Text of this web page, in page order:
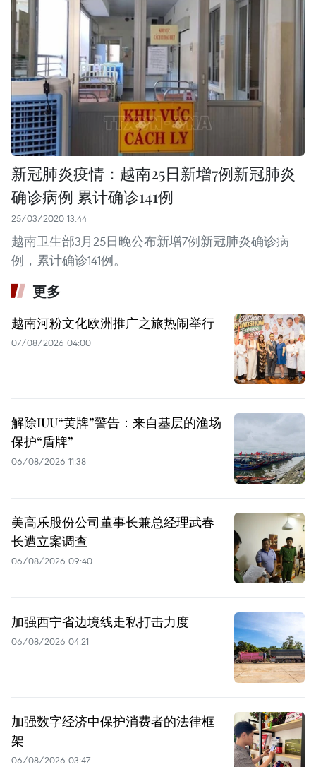
新冠肺炎疫情：越南25日新增7例新冠肺炎
确诊病例 累计确诊141例
25/03/2020 13:44
越南卫生部3月25日晚公布新增7例新冠肺炎确诊病
例，累计确诊141例。
更多
越南河粉文化欧洲推广之旅热闹举行
07/08/2026 04:00
解除IUU“黄牌”警告：来自基层的渔场
保护“盾牌”
06/08/2026 11:38
美高乐股份公司董事长兼总经理武春
长遭立案调查
06/08/2026 09:40
加强西宁省边境线走私打击力度
06/08/2026 04:21
加强数字经济中保护消费者的法律框
架
06/08/2026 03:47